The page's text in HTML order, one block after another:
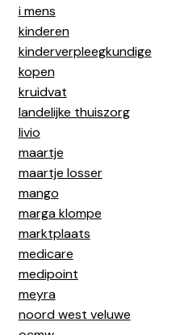
i mens
kinderen
kinderverpleegkundige
kopen
kruidvat
landelijke thuiszorg
livio
maartje
maartje losser
mango
marga klompe
marktplaats
medicare
medipoint
meyra
noord west veluwe